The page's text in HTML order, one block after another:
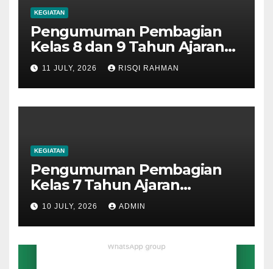
KEGIATAN
Pengumuman Pembagian
Kelas 8 dan 9 Tahun Ajaran
2026-2027
11 JULY, 2026 RISQI RAHMAN
KEGIATAN
Pengumuman Pembagian
Kelas 7 Tahun Ajaran
2026/2027
10 JULY, 2026 ADMIN